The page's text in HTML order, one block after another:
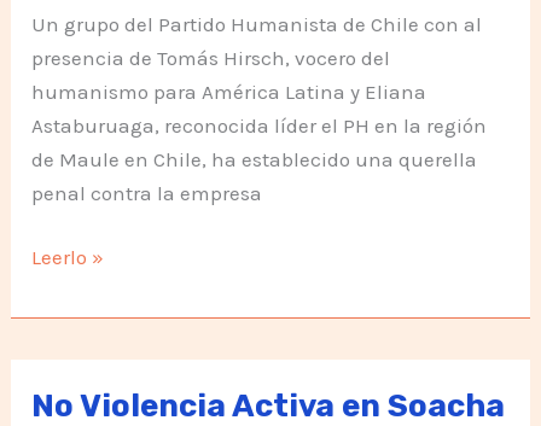
Un grupo del Partido Humanista de Chile con al
presencia de Tomás Hirsch, vocero del
humanismo para América Latina y Eliana
Astaburuaga, reconocida líder el PH en la región
de Maule en Chile, ha establecido una querella
penal contra la empresa
Humanistas
la
contaminación
Leerlo »
No Violencia Activa en Soacha